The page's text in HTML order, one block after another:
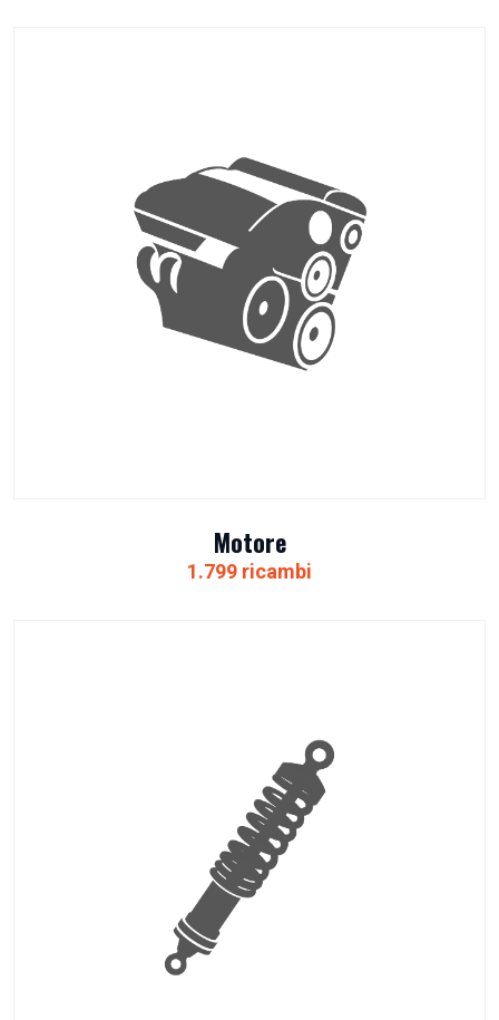
Motore
1.799 ricambi